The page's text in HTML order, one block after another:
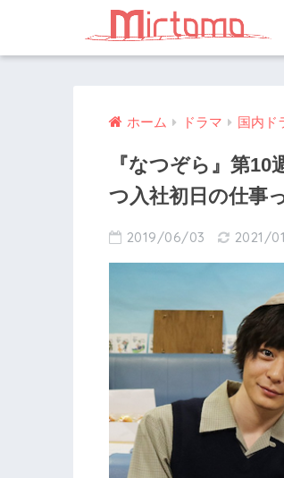
ホーム ドラマ 国内ド
『なつぞら』第
つ入社初日の仕事
2019/06/03 2021/